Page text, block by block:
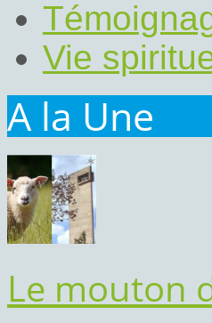
Vie
A la Une
Le mouton